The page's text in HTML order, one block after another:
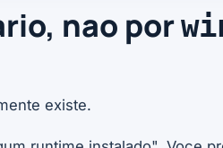
nao por
existe.